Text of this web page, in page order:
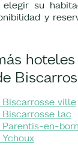
su
y
ville
lac
en-born